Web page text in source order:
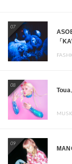
07
「
08
Toua
09